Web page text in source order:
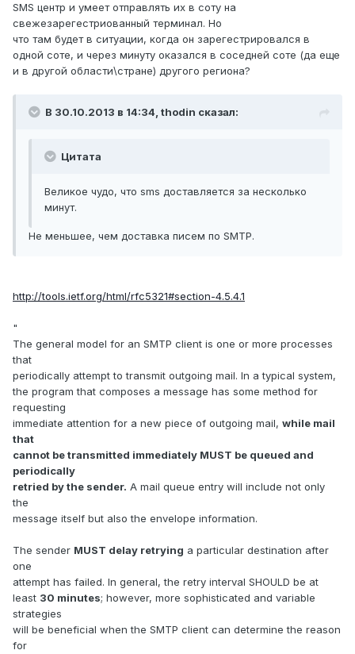
SMS центр и умеет отправлять их в соту на
свежезарегестриованный терминал. Но
что там будет в ситуации, когда он зарегестрировался в
одной соте, и через минуту оказался в соседней соте (да еще
и в другой области\стране) другого региона?
В 30.10.2013 в 14:34, thodin сказал:
Цитата
Великое чудо, что sms доставляется за несколько
минут.
Не меньшее, чем доставка писем по SMTP.
http://tools.ietf.org/html/rfc5321#section-4.5.4.1
"
The general model for an SMTP client is one or more processes
that
periodically attempt to transmit outgoing mail. In a typical system,
the program that composes a message has some method for
requesting
immediate attention for a new piece of outgoing mail, while mail
that
cannot be transmitted immediately MUST be queued and
periodically
retried by the sender. A mail queue entry will include not only
the
message itself but also the envelope information.
The sender MUST delay retrying a particular destination after
one
attempt has failed. In general, the retry interval SHOULD be at
least 30 minutes; however, more sophisticated and variable
strategies
will be beneficial when the SMTP client can determine the reason
for